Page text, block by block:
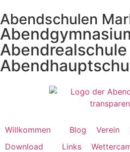
Abendschulen
Abendrealschule
Willkommen Blog Verein
Download
Links